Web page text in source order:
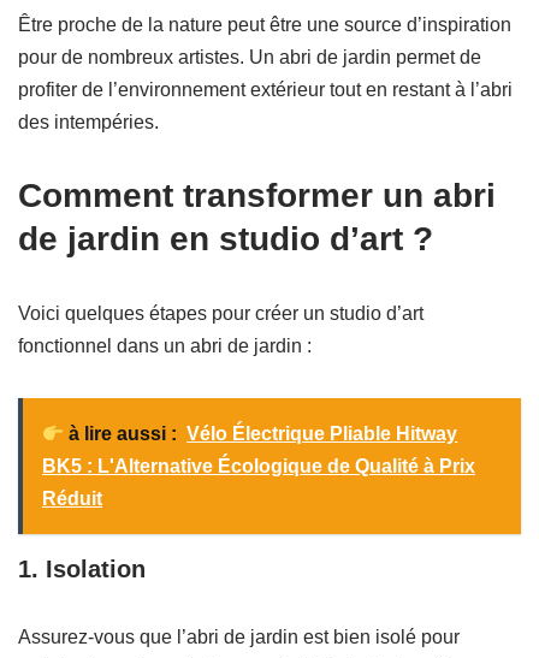
Être proche de la nature peut être une source d’inspiration
pour de nombreux artistes. Un abri de jardin permet de
profiter de l’environnement extérieur tout en restant à l’abri
des intempéries.
Comment transformer un abri
de jardin en studio d’art ?
Voici quelques étapes pour créer un studio d’art
fonctionnel dans un abri de jardin :
à lire aussi : Vélo Électrique Pliable Hitway
BK5 : L'Alternative Écologique de Qualité à Prix
Réduit
1. Isolation
Assurez-vous que l’abri de jardin est bien isolé pour